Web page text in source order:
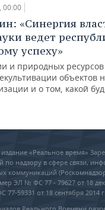
00:00
«Синергия
ведет
успеху»
и природных
объектов
и о том, какой
«Реальное время»
по надзору в сфере связи,
коммуникаций
ЭЛ № ФС 77 - 79627 от 18
77-59331 от 18 сентября 2014